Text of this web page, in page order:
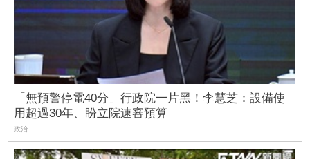
「無預警停電40分」行政院一片黑！李慧芝：設備使
用超過30年、盼立院速審預算
政治